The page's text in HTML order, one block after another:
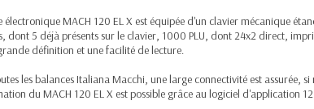
électronique MACH 120 EL X est équipée d'un clavier mécanique
dont 5 déjà présents sur le clavier, 1000 PLU, dont 24x2 direct,
définition et une facilité de lecture.
les balances Italiana Macchi, une large connectivité est assurée,
du MACH 120 EL X est possible grâce au logiciel d'application